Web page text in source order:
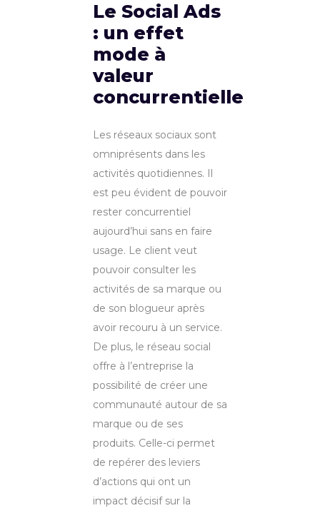
Le Social Ads
: un effet
mode à
valeur
concurrentielle
Les réseaux sociaux sont
omniprésents dans les
activités quotidiennes. Il
est peu évident de pouvoir
rester concurrentiel
aujourd’hui sans en faire
usage. Le client veut
pouvoir consulter les
activités de sa marque ou
de son blogueur après
avoir recouru à un service.
De plus, le réseau social
offre à l’entreprise la
possibilité de créer une
communauté autour de sa
marque ou de ses
produits. Celle-ci permet
de repérer des leviers
d’actions qui ont un
impact décisif sur la